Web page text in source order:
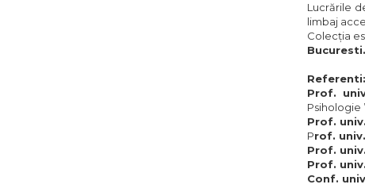
Lucrările
limbaj
Colecţia
Bucuresti.
Referenti:
Prof.
Psihologie
Prof.
Prof.
Prof.
Prof.
Conf.